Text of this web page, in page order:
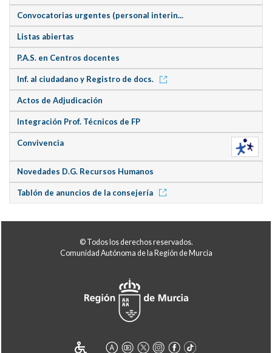
Convocatorias urgentes (personal interin...
Listas abiertas
P.A.S. en Centros docentes
Inf. al ciudadano y Registro de docs.
Actos de Adjudicación
Integración Prof. Técnicos de FP
Convivencia
Novedades D.G. Recursos Humanos
Tablón de anuncios de la consejería
© Todos los derechos reservados.
Comunidad Autónoma de la Región de Murcia